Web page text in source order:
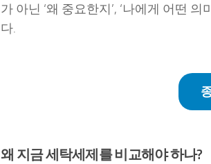
가 아닌 ‘왜 중요한지’, ‘나에게 어떤
다.
왜 지금 세탁세제를 비교해야 하나?